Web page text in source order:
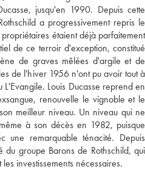
jusqu'en 1990. Depuis cette
a progressivement repris le
étaient déjà parfaitement
de ce terroir d'exception, constitué
de graves mêlées d'argile et de
de l'hiver 1956 n'ont pu avoir tout à
Louis Ducasse reprend en
renouvelle le vignoble et le
meilleur niveau. Un niveau qui ne
à son décès en 1982, puisque
une remarquable ténacité. Depuis
groupe Barons de Rothschild, qui
investissements nécessaires.